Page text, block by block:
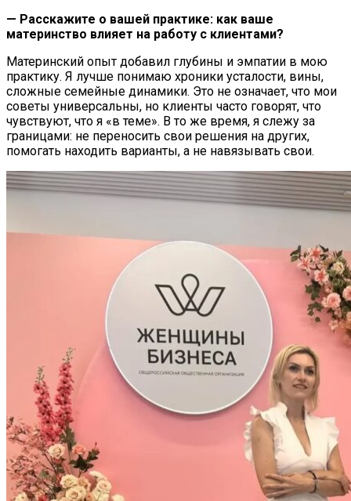
— Расскажите о вашей практике: как ваше
материнство влияет на работу с клиентами?
Материнский опыт добавил глубины и эмпатии в мою
практику. Я лучше понимаю хроники усталости, вины,
сложные семейные динамики. Это не означает, что мои
советы универсальны, но клиенты часто говорят, что
чувствуют, что я «в теме». В то же время, я слежу за
границами: не переносить свои решения на других,
помогать находить варианты, а не навязывать свои.